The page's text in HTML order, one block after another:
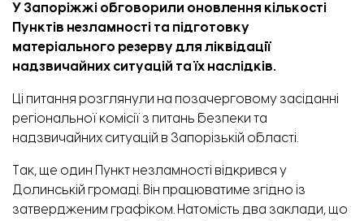
У Запоріжжі обговорили оновлення кількості
Пунктів незламності та підготовку
матеріального резерву для ліквідації
надзвичайних ситуацій та їх наслідків.
Ці питання розглянули на позачерговому засіданні
регіональної комісії з питань безпеки та
надзвичайних ситуацій в Запорізькій області.
Так, ще один Пункт незламності відкрився у
Долинській громаді. Він працюватиме згідно із
затвердженим графіком. Натомість два заклади, що